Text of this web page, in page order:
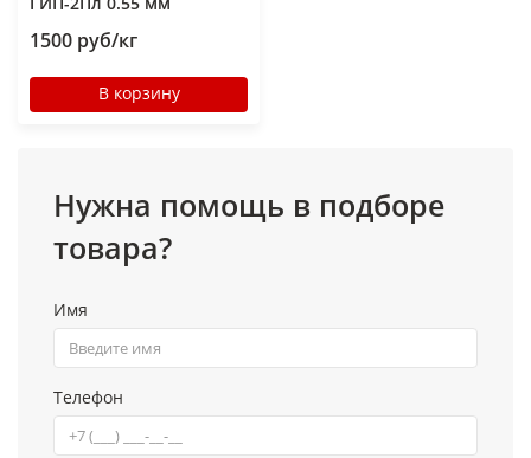
1500 руб/кг
В корзину
Нужна помощь в подборе
товара?
Имя
Телефон